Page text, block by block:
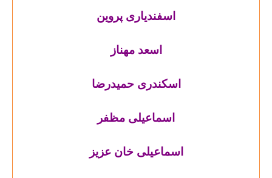
اسفندیاری پروین
اسعد مهناز
اسکندری حمیدرضا
اسماعیلی مظفر
اسماعیلی خان عزیز